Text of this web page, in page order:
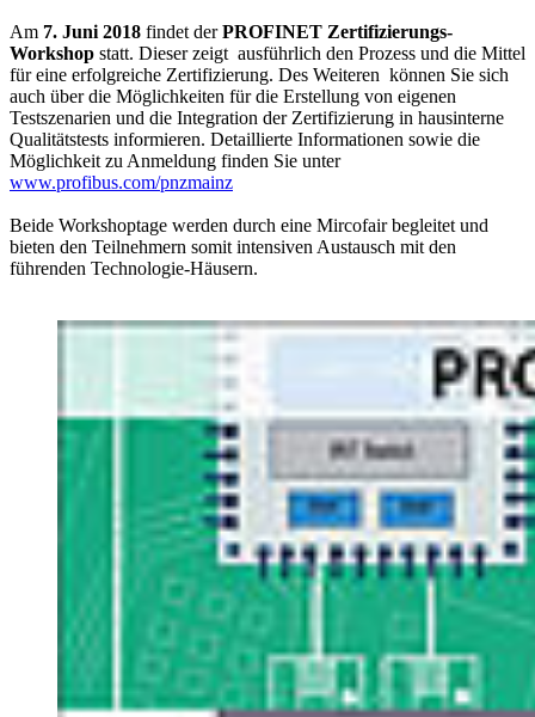
Am 7. Juni 2018 findet derPROFINET Zertifizierungs-
Workshop statt. Dieser zeigt ausführlich den Prozess und die Mittel
für eine erfolgreiche Zertifizierung. Des Weiteren können Sie sich
auch über die Möglichkeiten für die Erstellung von eigenen
Testszenarien und die Integration der Zertifizierung in hausinterne
Qualitätstests informieren. Detaillierte Informationen sowie die
Möglichkeit zu Anmeldung finden Sie unter
www.profibus.com/pnzmainz
Beide Workshoptage werden durch eine Mircofair begleitet und
bieten den Teilnehmern somit intensiven Austausch mit den
führenden Technologie-Häusern.